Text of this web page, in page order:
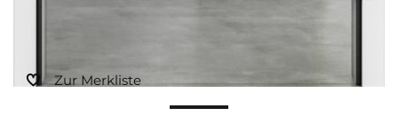
Zur Merkliste